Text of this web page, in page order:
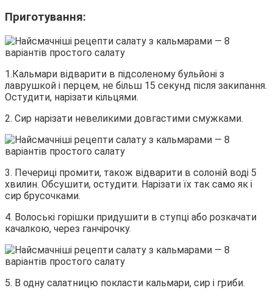
Приготування:
1.Кальмари відварити в підсоленому бульйоні з
лаврушкой і перцем, не більш 15 секунд після закипання.
Остудити, нарізати кільцями.
2. Сир нарізати невеликими довгастими смужками.
3. Печериці промити, також відварити в солоній воді 5
хвилин. Обсушити, остудити. Нарізати їх так само як і
сир брусочками.
4. Волоські горішки придушити в ступці або розкачати
качалкою, через ганчірочку.
5. В одну салатницю покласти кальмари, сир і гриби.